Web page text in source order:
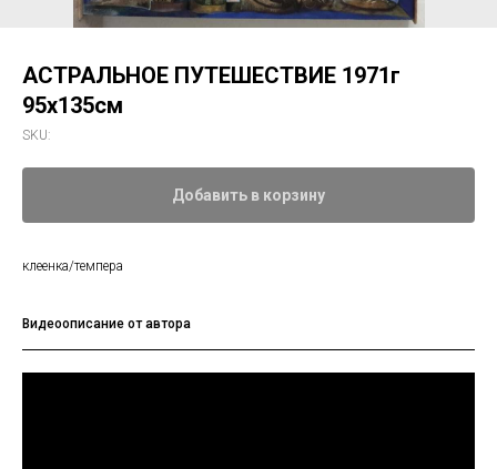
АСТРАЛЬНОЕ ПУТЕШЕСТВИЕ 1971г
95х135см
SKU:
Добавить в корзину
клеенка/темпера
Видеоописание от автора